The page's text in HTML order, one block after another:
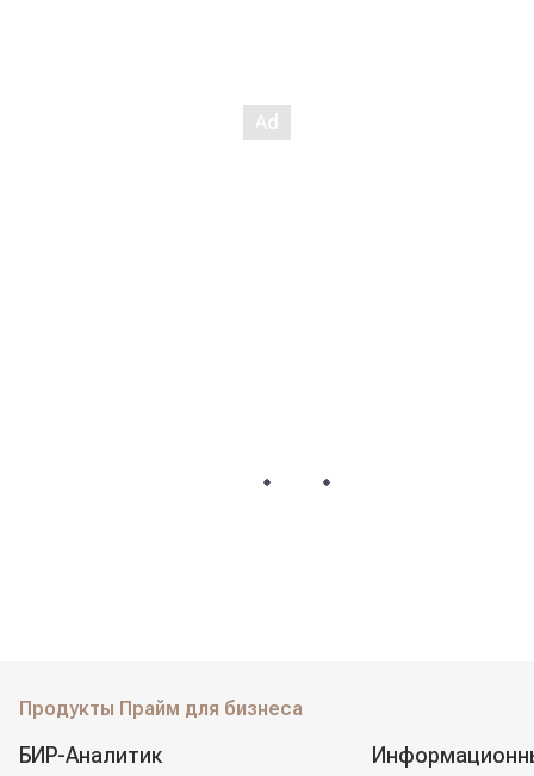
Продукты Прайм для бизнеса
БИР-Аналитик